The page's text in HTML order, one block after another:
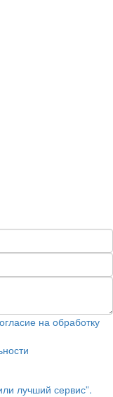
на обработку
лучший сервис”.